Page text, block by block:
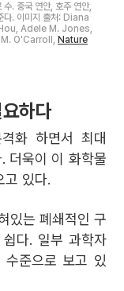
. 중국 연안, 호주 연안,
다. 이미지 출처: Diana
Adele M. Jones,
O'Carroll, Nature
하다
화 하면서 최대
더욱이 이 화학물
고 있다.
있는 폐쇄적인 구
다. 일부 과학자
준으로 보고 있